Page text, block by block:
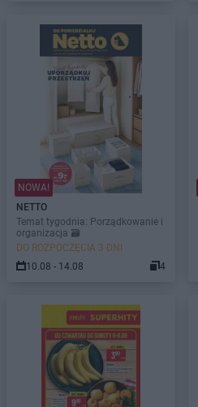
NOWA!
NETTO
Temat tygodnia: Porządkowanie i
organizacja 🗃️
DO ROZPOCZĘCIA 3 DNI
10.08 - 14.08
4